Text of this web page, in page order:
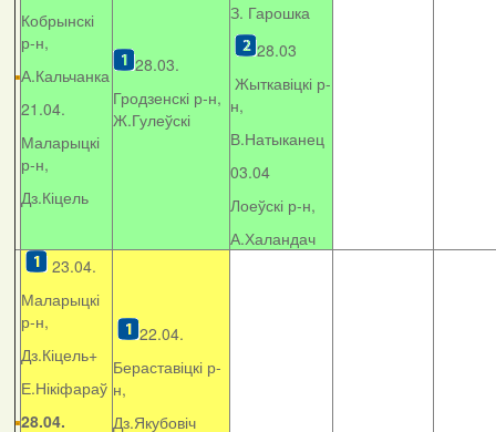
Кобрынскі
р-н,
А.Кальчанка
21.04.
Маларыцкі
р-н,
Дз.Кіцель
28.03.
Гродзенскі р-н,
Ж.Гулеўскі
З. Гарошка
28.03
Жыткавіцкі р-
н,
В.Натыканец
03.04
Лоеўскі р-н,
А.Халандач
23.04.
Маларыцкі
р-н,
Дз.Кіцель+
Е.Нікіфараў
28.04.
22.04.
Бераставіцкі р-
н,
Дз.Якубовіч